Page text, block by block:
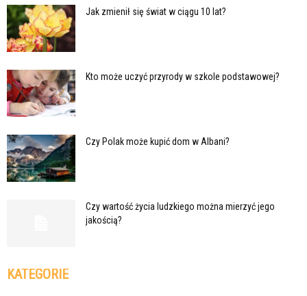
Jak zmienił się świat w ciągu 10 lat?
Kto może uczyć przyrody w szkole podstawowej?
Czy Polak może kupić dom w Albani?
Czy wartość życia ludzkiego można mierzyć jego
jakością?
KATEGORIE